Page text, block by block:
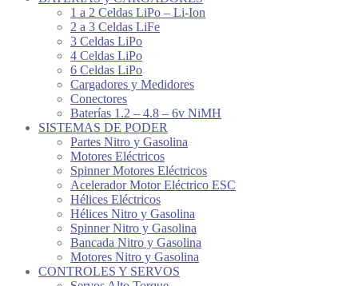
1 a 2 Celdas LiPo – Li-Ion
2 a 3 Celdas LiFe
3 Celdas LiPo
4 Celdas LiPo
6 Celdas LiPo
Cargadores y Medidores
Conectores
Baterías 1.2 – 4.8 – 6v NiMH
SISTEMAS DE PODER
Partes Nitro y Gasolina
Motores Eléctricos
Spinner Motores Eléctricos
Acelerador Motor Eléctrico ESC
Hélices Eléctricos
Hélices Nitro y Gasolina
Spinner Nitro y Gasolina
Bancada Nitro y Gasolina
Motores Nitro y Gasolina
CONTROLES Y SERVOS